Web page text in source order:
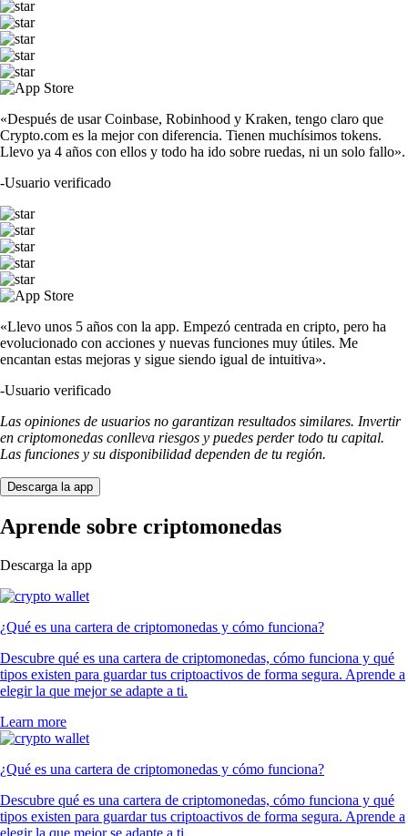
«Después de usar Coinbase, Robinhood y Kraken, tengo claro que
Crypto.com es la mejor con diferencia. Tienen muchísimos tokens.
Llevo ya 4 años con ellos y todo ha ido sobre ruedas, ni un solo fallo».
-Usuario verificado
«Llevo unos 5 años con la app. Empezó centrada en cripto, pero ha
evolucionado con acciones y nuevas funciones muy útiles. Me
encantan estas mejoras y sigue siendo igual de intuitiva».
-Usuario verificado
Las opiniones de usuarios no garantizan resultados similares. Invertir
en criptomonedas conlleva riesgos y puedes perder todo tu capital.
Las funciones y su disponibilidad dependen de tu región.
Descarga la app
Aprende sobre criptomonedas
Descarga la app
¿Qué es una cartera de criptomonedas y cómo funciona?
Descubre qué es una cartera de criptomonedas, cómo funciona y qué
tipos existen para guardar tus criptoactivos de forma segura. Aprende a
elegir la que mejor se adapte a ti.
Learn more
¿Qué es una cartera de criptomonedas y cómo funciona?
Descubre qué es una cartera de criptomonedas, cómo funciona y qué
tipos existen para guardar tus criptoactivos de forma segura. Aprende a